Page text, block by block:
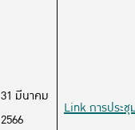
31 มีนาคม
2566
Link การประชุ